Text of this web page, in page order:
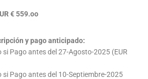
€ 559.oo
y pago anticipado:
si Pago antes del 27-Agosto-2025 (EUR
si Pago antes del 10-Septiembre-2025